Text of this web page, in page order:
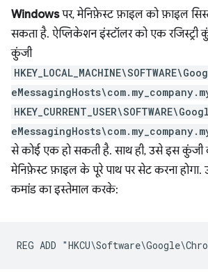
Windowsपर, मेनिफ़ेस्ट फ़ाइल को फ़ाइल
सकता है. ऐप्लिकेशन इंस्टॉलर को एक रजिस्ट्री
कुंजी
से कोई एक हो सकती है. साथ ही, उसे इस कुंजी
मेनिफ़ेस्ट फ़ाइल के पूरे पाथ पर सेट करना
कमांड का इस्तेमाल करके: